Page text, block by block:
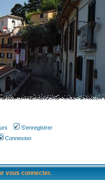
S'enregistrer
Connexion
vous connecter.